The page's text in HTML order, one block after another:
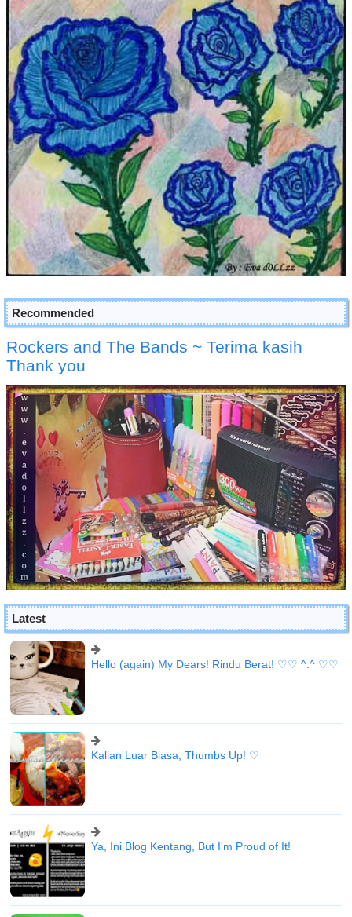
Recommended
Rockers and The Bands ~ Terima kasih
Thank you
Latest
Hello (again) My Dears! Rindu Berat! ♡♡ ^.^ ♡♡
Kalian Luar Biasa, Thumbs Up! ♡
Ya, Ini Blog Kentang, But I'm Proud of It!